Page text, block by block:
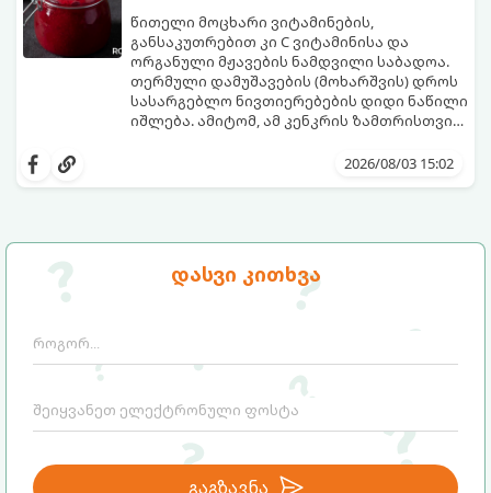
დასვი კითხვა
გაგზავნა
წითელი მოცხარი ვიტამინების,
განსაკუთრებით კი C ვიტამინისა და
ორგანული მჟავების ნამდვილი საბადოა.
თერმული დამუშავების (მოხარშვის) დროს
სასარგებლო ნივთიერებების დიდი ნაწილი
იშლება. ამიტომ, ამ კენკრის ზამთრისთვის
მომზადებაა - მოხარშვის გარეშე.
ბუნებრივ, კაშკაშა გემოს, არომატს და
2026/08/03 15:02